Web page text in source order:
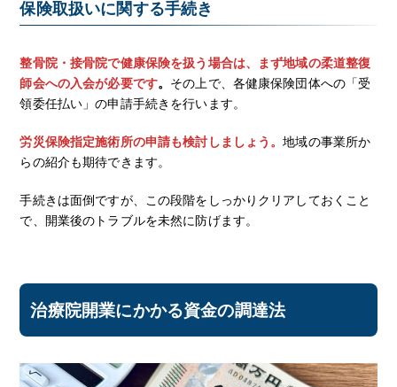
保険取扱いに関する手続き
整骨院・接骨院で健康保険を扱う場合は、まず地域の柔道整復
師会への入会が必要です。 その上で、各健康保険団体への「受
領委任払い」の申請手続きを行います。
労災保険指定施術所の申請も検討しましょう。地域の事業所か
らの紹介も期待できます。
手続きは面倒ですが、この段階をしっかりクリアしておくこと
で、開業後のトラブルを未然に防げます。
治療院開業にかかる資金の調達法